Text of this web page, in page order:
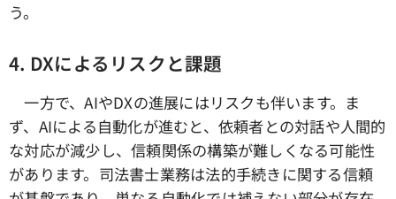
う。
4. DXによるリスクと課題
一方で、AIやDXの進展にはリスクも伴います。ま
ず、AIによる自動化が進むと、依頼者との対話や人間的
な対応が減少し、信頼関係の構築が難しくなる可能性
があります。司法書士業務は法的手続きに関する信頼